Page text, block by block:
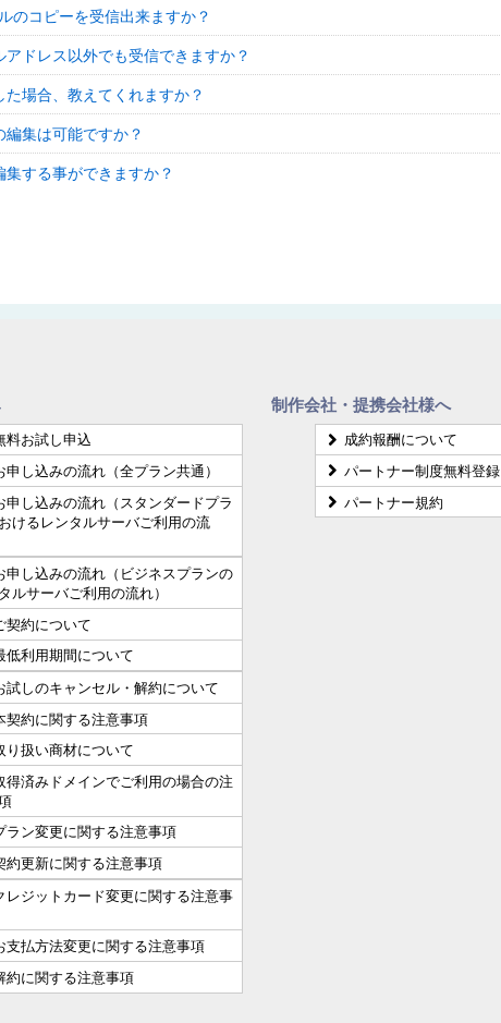
のコピーを受信出来ますか？
ドレス以外でも受信できますか？
場合、教えてくれますか？
集は可能ですか？
する事ができますか？
料お試し申込
申し込みの流れ（全プラン共通）
申し込みの流れ（スタンダードプラ
けるレンタルサーバご利用の流
申し込みの流れ（ビジネスプランの
ルサーバご利用の流れ）
契約について
低利用期間について
試しのキャンセル・解約について
契約に関する注意事項
り扱い商材について
得済みドメインでご利用の場合の注
ラン変更に関する注意事項
約更新に関する注意事項
レジットカード変更に関する注意事
支払方法変更に関する注意事項
約に関する注意事項
制作会社・提携会社様へ
成約報酬について
パートナー制度無料登録
パートナー規約